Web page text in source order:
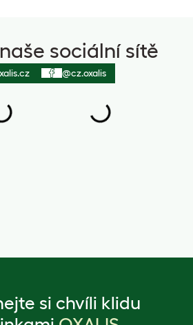
sociální sítě
@cz.oxalis
si chvíli klidu